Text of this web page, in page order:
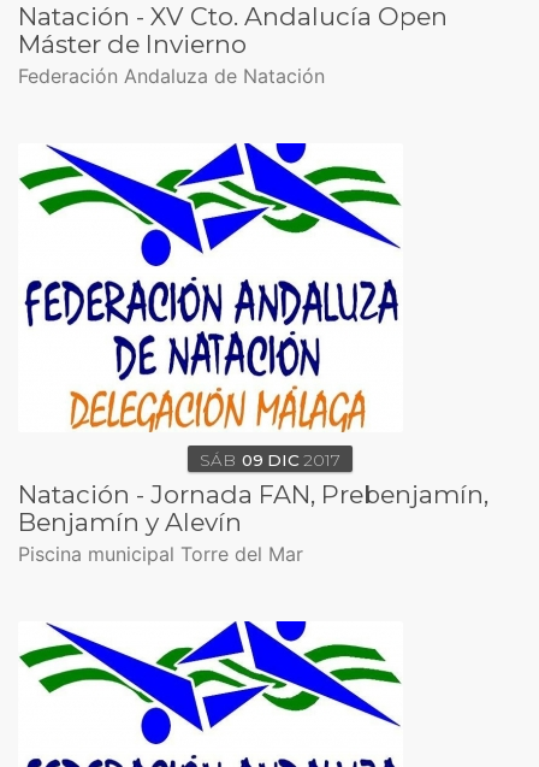
Natación - XV Cto. Andalucía Open
Máster de Invierno
Federación Andaluza de Natación
SÁB 09 DIC 2017
Natación - Jornada FAN, Prebenjamín,
Benjamín y Alevín
Piscina municipal Torre del Mar